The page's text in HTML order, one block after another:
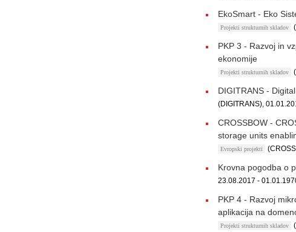
EkoSmart - Eko
Projekti strukturnih skladov
PKP 3 - Razvoj in
ekonomije
Projekti strukturnih skladov
DIGITRANS -
(DIGITRANS),
CROSSBOW -
storage units
Evropski projekti
Krovna pogodba o
23.08.2017 -
PKP 4 - Razvoj
aplikacija na
Projekti strukturnih skladov